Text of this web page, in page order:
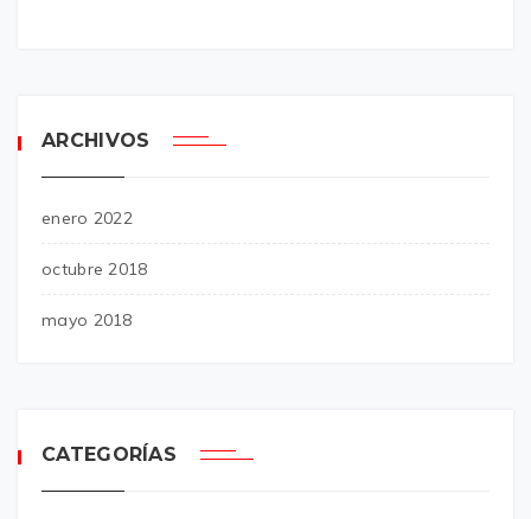
ARCHIVOS
enero 2022
octubre 2018
mayo 2018
CATEGORÍAS